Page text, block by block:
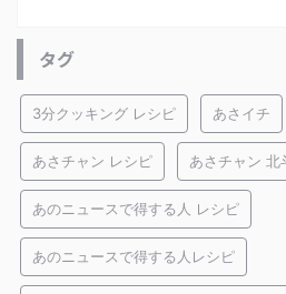
タグ
3分クッキング レシピ あさイチ
あさチャン レシピ あさチャン 北
あのニュースで得する人 レシピ
あのニュースで得する人レシピ